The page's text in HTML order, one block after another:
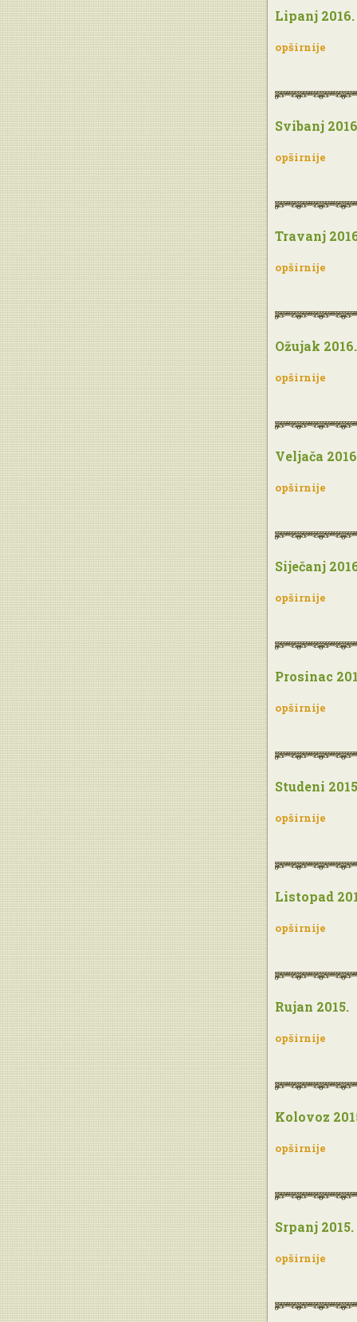
Lipanj 2016.
opširnije
Svibanj
opširnije
Travanj
opširnije
Ožujak 2016.
opširnije
Veljača
opširnije
Siječanj
opširnije
Prosinac
opširnije
Studeni
opširnije
Listopad
opširnije
Rujan 2015.
opširnije
Kolovoz
opširnije
Srpanj 2015.
opširnije